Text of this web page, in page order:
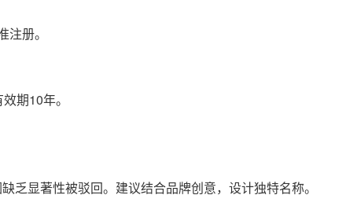
册。
期10年。
乏显著性被驳回。建议结合品牌创意，设计独特名称。